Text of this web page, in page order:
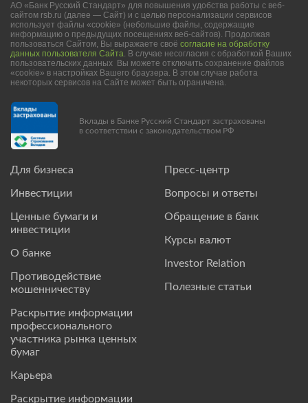
Для бизнеса
Инвестиции
Ценные бумаги и
инвестиции
О банке
Противодействие
мошенничеству
Раскрытие информации
профессионального
участника рынка ценных
бумаг
Карьера
Раскрытие информации
Пресс-центр
Вопросы и ответы
Обращение в банк
Курсы валют
Investor Relation
Полезные статьи
АО «Банк Русский Стандарт» для повышения удобства работы с веб-
сайтом rsb.ru (далее — Сайт) и с целью персонализации сервисов
использует файлы «cookie» (небольшие файлы, содержащие
информацию о предыдущих посещениях веб-сайтов). Продолжая
пользоваться Сайтом, Вы выражаете своё согласие на обработку
данных пользователя Сайта. В случае несогласия с обработкой Ваших
пользовательских данных Вы можете отключить сохранение файлов
«cookie» в настройках Вашего браузера. В этом случае работа
некоторых сервисов на Сайте может быть ограничена.
Вклады в Банке Русский Стандарт застрахованы
в соответствии с законодательством РФ